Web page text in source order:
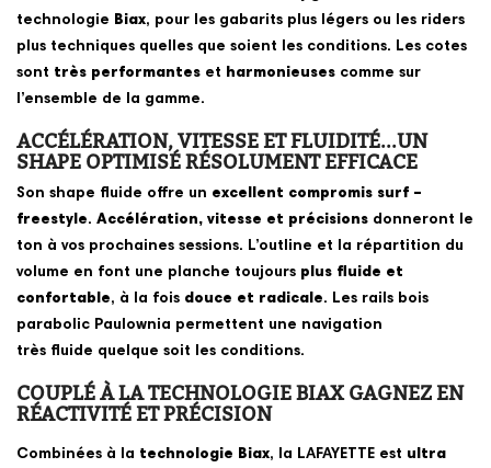
technologie Biax, pour les gabarits plus légers ou les riders
plus techniques quelles que soient les conditions. Les cotes
sont très performantes et harmonieuses comme sur
l’ensemble de la gamme.
ACCÉLÉRATION, VITESSE ET FLUIDITÉ...UN
SHAPE OPTIMISÉ RÉSOLUMENT EFFICACE
Son shape fluide offre un excellent compromis surf –
freestyle. Accélération, vitesse et précisions donneront le
ton à vos prochaines sessions. L’outline et la répartition du
volume en font une planche toujours plus fluide et
confortable, à la fois douce et radicale. Les rails bois
parabolic Paulownia permettent une navigation
très fluide quelque soit les conditions.
COUPLÉ À LA TECHNOLOGIE BIAX GAGNEZ EN
RÉACTIVITÉ ET PRÉCISION
Combinées à la technologie Biax, la LAFAYETTE est ultra